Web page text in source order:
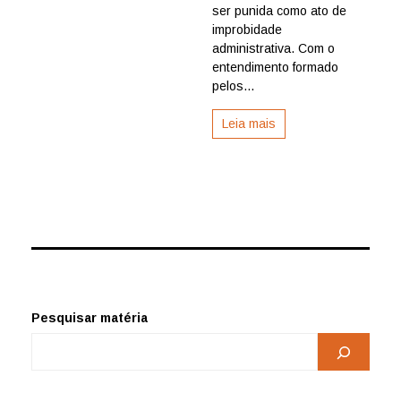
ser punida como ato de
improbidade
administrativa. Com o
entendimento formado
pelos...
Leia mais
Pesquisar matéria